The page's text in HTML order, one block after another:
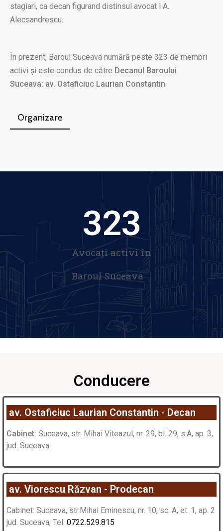
stagiari, ca decan figurand distinsul avocat I.A.
Alecsandrescu.
În prezent, Baroul Suceava numără peste 323 de membri
activi și este condus de către Decanul Baroului
Suceava: av. Ostaficiuc Laurian Constantin
Organizare
Avocați activi în
Baroul Suceava
323
Conducere
av. Ostaficiuc Laurian Constantin - Decan
Cabinet: Suceava, str. Mihai Viteazul, nr. 29, bl. 29, s.A, ap. 3,
jud. Suceava
av. Viorescu Răzvan - Prodecan
Cabinet: Suceava, str.Mihai Eminescu, nr. 10, sc. A, et. 1, ap. 2
jud. Suceava, Tel: 0722.529.815